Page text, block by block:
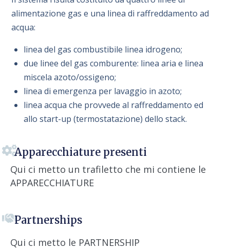
alimentazione gas e una linea di raffreddamento ad
acqua:
linea del gas combustibile linea idrogeno;
due linee del gas comburente: linea aria e linea
miscela azoto/ossigeno;
linea di emergenza per lavaggio in azoto;
linea acqua che provvede al raffreddamento ed
allo start-up (termostatazione) dello stack.
Apparecchiature presenti
Qui ci metto un trafiletto che mi contiene le
APPARECCHIATURE
Partnerships
Qui ci metto le PARTNERSHIP